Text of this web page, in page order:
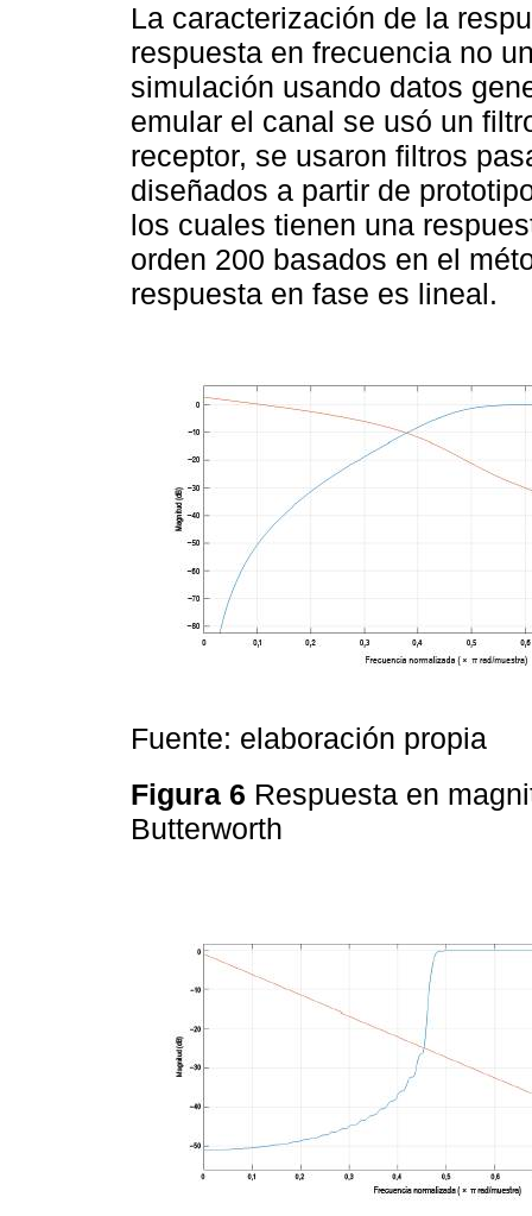
La caracterización de la
respuesta en frecuencia no
simulación usando datos
emular el canal se usó un
receptor, se usaron filtros
diseñados a partir de
los cuales tienen una
orden 200 basados en el
respuesta en fase es lineal.
Fuente: elaboración propia
Figura 6 Respuesta en
Butterworth